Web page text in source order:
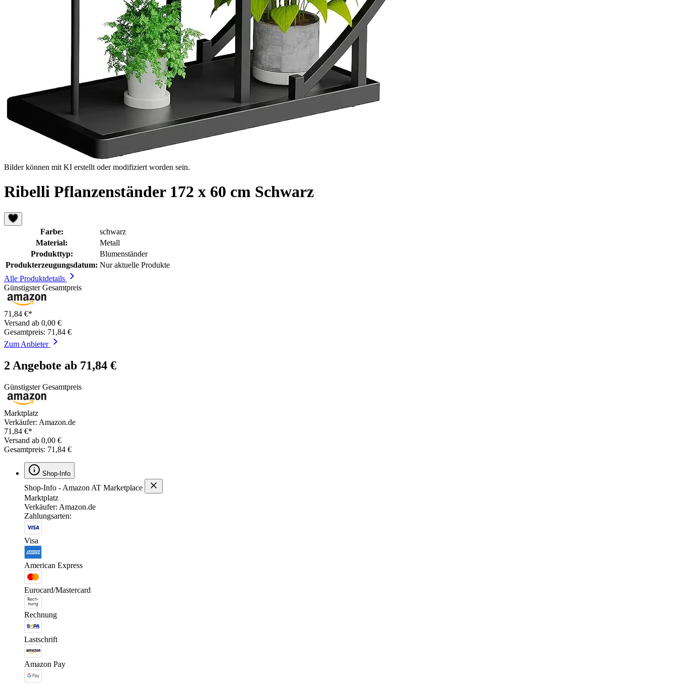
Bilder können mit KI erstellt oder modifiziert worden sein.
Ribelli Pflanzenständer 172 x 60 cm Schwarz
Farbe:
schwarz
Material:
Metall
Produkttyp:
Blumenständer
Produkterzeugungsdatum: Nur aktuelle Produkte
Alle Produktdetails
Günstigster Gesamtpreis
71,84 €*
Versand ab 0,00 €
Gesamtpreis: 71,84 €
Zum Anbieter
2 Angebote ab 71,84 €
Günstigster Gesamtpreis
Marktplatz
Verkäufer: Amazon.de
71,84 €*
Versand ab 0,00 €
Gesamtpreis: 71,84 €
Shop-Info
Shop-Info - Amazon AT Marketplace
Marktplatz
Verkäufer: Amazon.de
Zahlungsarten:
Visa
American Express
Eurocard/Mastercard
Rechnung
Lastschrift
Amazon Pay